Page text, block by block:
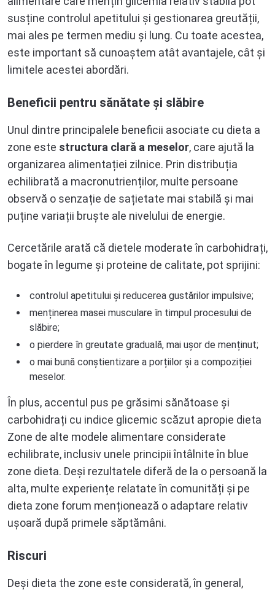
susține controlul apetitului și gestionarea greutății,
mai ales pe termen mediu și lung. Cu toate acestea,
este important să cunoaștem atât avantajele, cât și
limitele acestei abordări.
Beneficii pentru sănătate și slăbire
Unul dintre principalele beneficii asociate cu dieta a
zone este structura clară a meselor, care ajută la
organizarea alimentației zilnice. Prin distribuția
echilibrată a macronutrienților, multe persoane
observă o senzație de sațietate mai stabilă și mai
puține variații bruște ale nivelului de energie.
Cercetările arată că dietele moderate în carbohidrați,
bogate în legume și proteine de calitate, pot sprijini:
controlul apetitului și reducerea gustărilor impulsive;
menținerea masei musculare în timpul procesului de
slăbire;
o pierdere în greutate graduală, mai ușor de menținut;
o mai bună conștientizare a porțiilor și a compoziției
meselor.
În plus, accentul pus pe grăsimi sănătoase și
carbohidrați cu indice glicemic scăzut apropie dieta
Zone de alte modele alimentare considerate
echilibrate, inclusiv unele principii întâlnite în blue
zone dieta. Deși rezultatele diferă de la o persoană la
alta, multe experiențe relatate în comunități și pe
dieta zone forum menționează o adaptare relativ
ușoară după primele săptămâni.
Riscuri
Deși dieta the zone este considerată, în general,